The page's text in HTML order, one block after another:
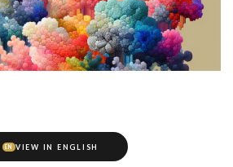
EN VIEW IN ENGLISH